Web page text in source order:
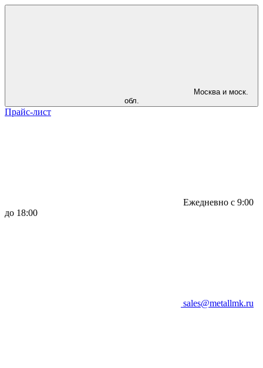
Москва и моск.
обл.
Прайс-лист
Ежедневно с 9:00
до 18:00
sales@metallmk.ru